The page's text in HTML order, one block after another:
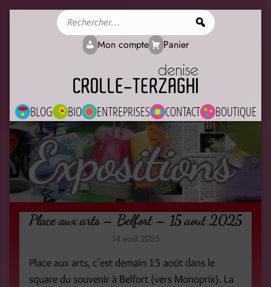
BLOG BIO ENTREPRISES CONTACT BOUTIQUE
Mon compte Panier
Expositions
Place aux arts – Belfort – 15 aout 2025
14 août 2025
Place aux arts, c’est demain 15 août dans le
square du souvenir à Belfort (vers Monoprix). La